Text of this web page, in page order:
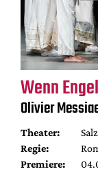
Wenn
Olivier
Theater:
Regie:
Premiere: